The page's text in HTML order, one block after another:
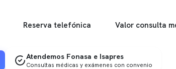
Reserva telefónica Valor consulta
Atendemos Fonasa e Isapres
Consultas médicas y exámenes con convenio